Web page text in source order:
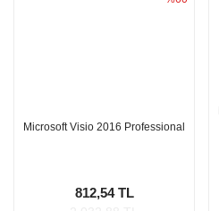
Microsoft Visio 2016 Professional
812,54 TL